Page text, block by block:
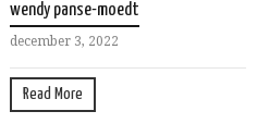
wendy panse-moedt
december 3, 2022
Read More